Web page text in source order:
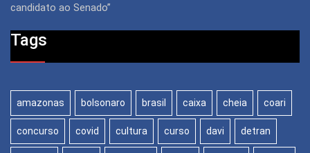
candidato ao Senado”
Tags
amazonas bolsonaro brasil caixa cheia coari
concurso covid cultura curso davi detran